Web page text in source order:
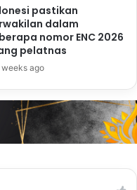
pastikan
dalam
nomor ENC 2026
pelatnas
weeks ago